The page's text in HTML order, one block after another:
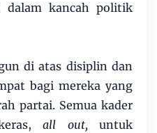
dalam kancah politik
di atas disiplin dan
bagi mereka yang
partai. Semua kader
all out,untuk